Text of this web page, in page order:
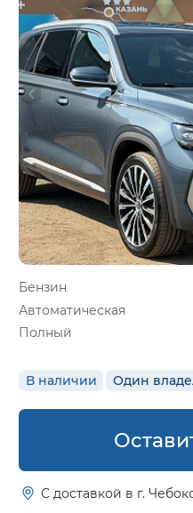
Бензин
Автоматическая
Полный
В наличии Один
С доставкой в г.